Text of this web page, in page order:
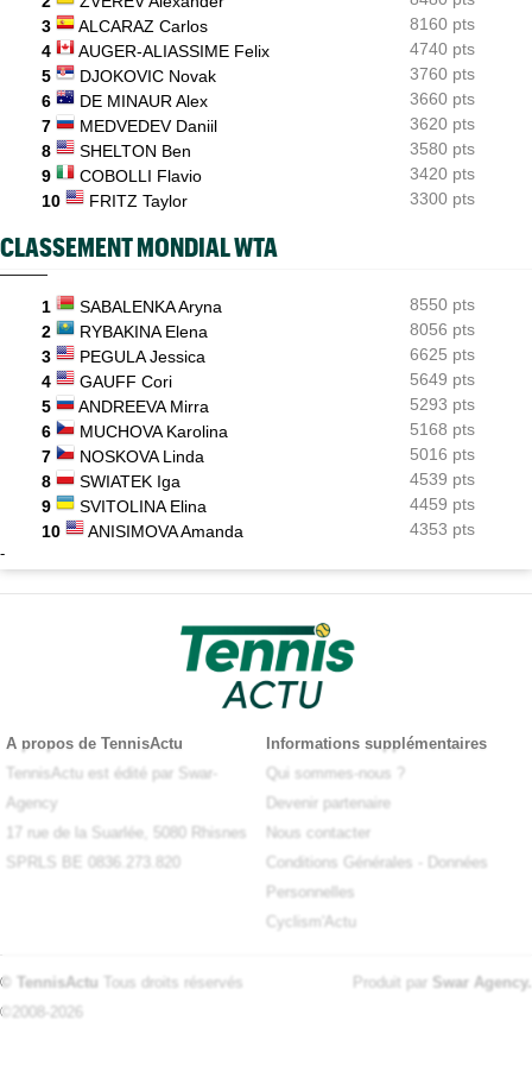
coup dur
3
ALCARAZ Carlos
8160 pts
4
AUGER-ALIASSIME Felix
4740 pts
5
DJOKOVIC Novak
3760 pts
6
DE MINAUR Alex
3660 pts
7
MEDVEDEV Daniil
3620 pts
8
SHELTON Ben
3580 pts
9
COBOLLI Flavio
3420 pts
10
FRITZ Taylor 3300 pts
CLASSEMENT MONDIAL WTA
1 SABALENKA Aryna
8550 pts
2
RYBAKINA Elena
8056 pts
3
PEGULA Jessica
6625 pts
4
GAUFF Cori
5649 pts
5
ANDREEVA Mirra
5293 pts
6
MUCHOVA Karolina
5168 pts
7
NOSKOVA Linda
5016 pts
8
SWIATEK Iga
4539 pts
9
SVITOLINA Elina
4459 pts
10
ANISIMOVA Amanda 4353 pts
-
A propos de TennisActu
TennisActu est édité par Swar-
Agency
17 rue de la Suarlée, 5080 Rhisnes
SPRLS BE 0836.273.820
Informations supplémentaires
Qui sommes-nous ?
Devenir partenaire
Nous contacter
Conditions Générales
Données
Personnelles
Cyclism'Actu
© TennisActu Tous droits réservés
©2008-2026
Produit par Swar Agency.